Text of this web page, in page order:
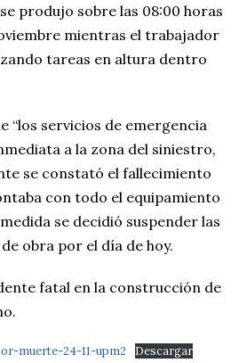
produjo sobre las 08:00 horas
mientras el trabajador
tareas en altura dentro
“los servicios de emergencia
a la zona del siniestro,
se constató el fallecimiento
con todo el equipamiento
se decidió suspender las
obra por el día de hoy.
fatal en la construcción de
muerte-24-11-upm2 Descargar